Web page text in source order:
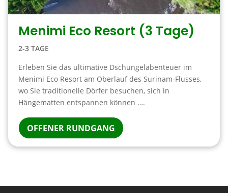
Menimi Eco Resort (3 Tage)
2-3 TAGE
Erleben Sie das ultimative Dschungelabenteuer im
Menimi Eco Resort am Oberlauf des Surinam-Flusses,
wo Sie traditionelle Dörfer besuchen, sich in
Hängematten entspannen können ….
OFFENER RUNDGANG